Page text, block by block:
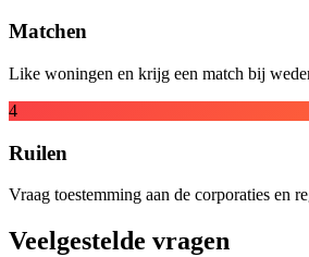
Matchen
Like woningen en krijg een match bij
4
Ruilen
Vraag toestemming aan de corporaties en
Veelgestelde vragen